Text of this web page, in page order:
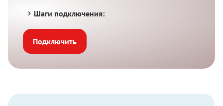
Шаги подключения:
Подключить